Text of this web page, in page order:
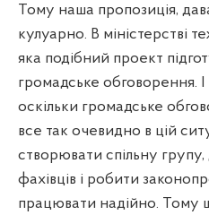
Тому наша пропозиція,
кулуарно. В міністерстві
яка подібний проект
громадське обговорення.
оскільки громадське
все так очевидно в цій
створювати спільну
фахівців і робити
працювати надійно. Тому